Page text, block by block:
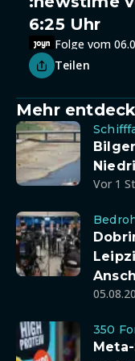
6:25 Uhr
Folge vom
Teilen
Mehr
Vor 1
350